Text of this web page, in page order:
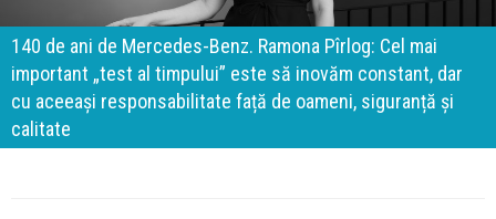
140 de ani de Mercedes-Benz. Ramona Pîrlog: Cel mai
important „test al timpului” este să inovăm constant, dar
cu aceeași responsabilitate față de oameni, siguranță și
calitate